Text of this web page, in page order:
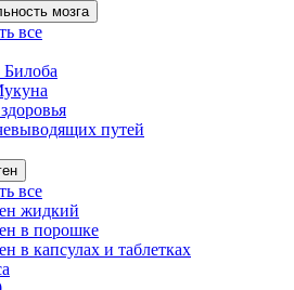
мозга
все
путей
все
жидкий
в порошке
в капсулах и таблетках